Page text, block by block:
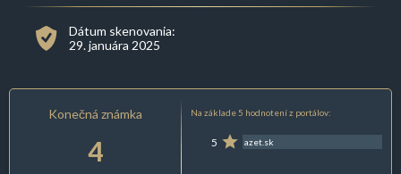
Dátum skenovania:
29. januára 2025
Konečná známka
4
Na základe 5 hodnotení z portálov:
5 azet.sk